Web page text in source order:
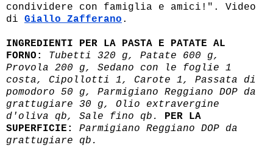
condividere con famiglia e amici!". Video
di Giallo Zafferano .
INGREDIENTI PER LA PASTA E PATATE AL
FORNO:
Tubetti 320 g, Patate 600 g,
Provola 200 g, Sedano con le foglie 1
costa, Cipollotti 1, Carote 1, Passata di
pomodoro 50 g, Parmigiano Reggiano DOP da
grattugiare 30 g, Olio extravergine
d'oliva qb, Sale fino qb. PER LA
SUPERFICIE:
Parmigiano Reggiano DOP da
grattugiare qb.